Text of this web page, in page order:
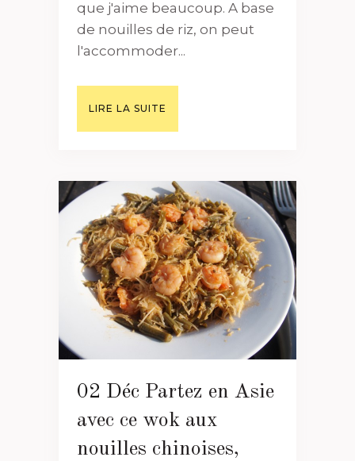
que j'aime beaucoup. A base
de nouilles de riz, on peut
l'accommoder...
LIRE LA SUITE
02 Déc Partez en Asie
avec ce wok aux
nouilles chinoises,